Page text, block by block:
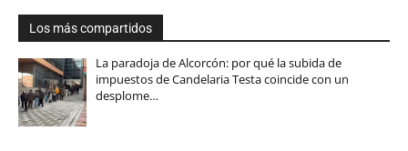
Los más compartidos
La paradoja de Alcorcón: por qué la subida de
impuestos de Candelaria Testa coincide con un
desplome…